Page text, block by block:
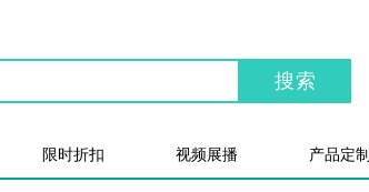
搜索
限时折扣 视频展播 产品定制